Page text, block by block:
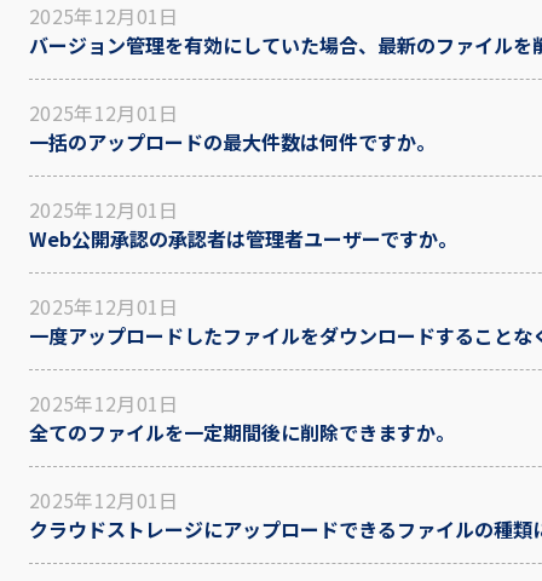
2025年12月01日
バージョン管理を有効にしていた場合、最新のファイル
2025年12月01日
一括のアップロードの最大件数は何件ですか。
2025年12月01日
Web公開承認の承認者は管理者ユーザーですか。
2025年12月01日
一度アップロードしたファイルをダウンロードすること
2025年12月01日
全てのファイルを一定期間後に削除できますか。
2025年12月01日
クラウドストレージにアップロードできるファイルの種